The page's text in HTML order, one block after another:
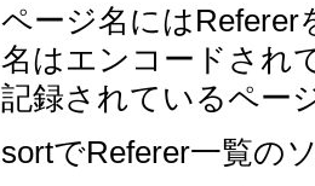
ページ名にはReferer
名はエンコードされ
記録されているペー
sortでReferer一覧の